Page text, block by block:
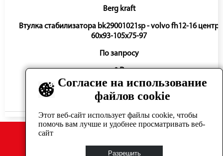
Berg kraft
Втулка стабилизатора bk29001021sp - volvo fh12-16 центр
60x93-105x75-97
По запросу
0 ₽
Нет в наличии
Согласие на использование
файлов cookie
Этот веб-сайт использует файлы cookie, чтобы
помочь вам лучше и удобнее просматривать веб-
сайт
Разрешить